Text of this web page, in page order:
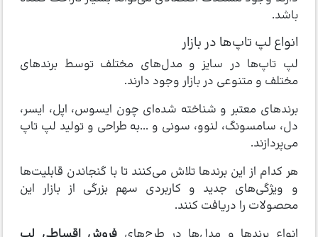
باشد.
انواع لپ‌ تاپ‌ها در بازار
لپ تاپ‌ها در سایز و مدل‌های مختلف توسط برندهای
مختلف و متنوعی در بازار وجود دارند.
برندهای معتبر و شناخته شده‌ای چون ایسوس، اپل، ایسر،
دل، سامسونگ، لنوو، سونی و ...به طراحی و تولید لپ تاپ
می‌پردازند.
هر کدام از این برندها تلاش می‌کنند تا با گنجاندن قابلیت‌ها
و ویژگی‌های جدید و کاربردی سهم بزرگی از بازار این
محصولات را دریافت کنند.